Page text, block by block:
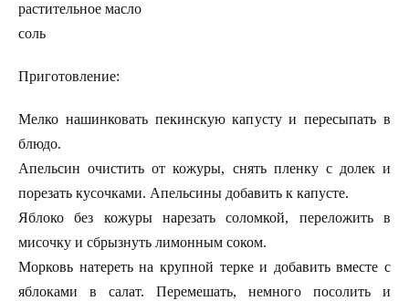
растительное масло
соль
Приготовление:
Мелко нашинковать пекинскую капусту и пересыпать в
блюдо.
Апельсин очистить от кожуры, снять пленку с долек и
порезать кусочками. Апельсины добавить к капусте.
Яблоко без кожуры нарезать соломкой, переложить в
мисочку и сбрызнуть лимонным соком.
Морковь натереть на крупной терке и добавить вместе с
яблоками в салат. Перемешать, немного посолить и